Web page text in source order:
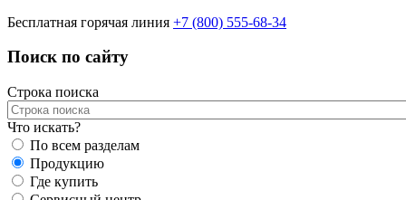
Бесплатная горячая линия +7 (800) 555-68-34
Поиск по сайту
Строка поиска
Что искать?
По всем разделам
Продукцию
Где купить